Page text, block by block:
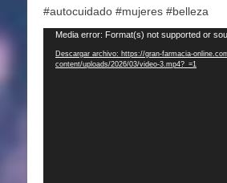
#autocuidado #mujeres #belleza
Reproductor
vídeo
Media error: Format(s) not supported or
Descargar archivo: https://gran-farmacia-
content/uploads/2026/03/video-3.mp4?_=1